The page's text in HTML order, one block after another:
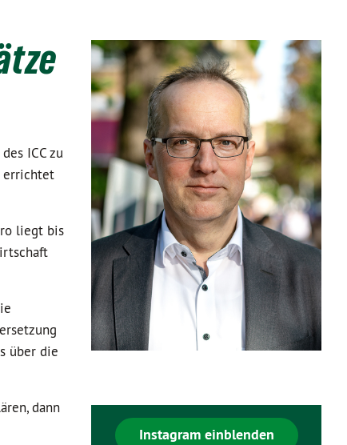
ICC zu
errichtet
liegt bis
über die
dann
Instagram einblenden